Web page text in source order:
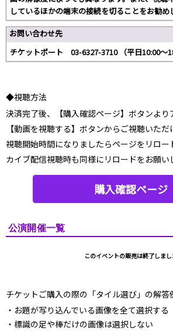
しているほかの端末の接続を切ることをお勧め
お問い合わせ先
チケットポート 03-6327-3710 （平日10:00～
◆視聴方法
決済完了後、【購入確認ページ】ボタンより
【動画を視聴する】ボタンからご視聴いただ
視聴開始時間になりましたらページをリロー
カイブ配信視聴時も同様にリロードをお願い
購入確認ページ
公演開催一覧
このイベントの販売は終了しま
チケットご購入の際の「タイル選び」の解答
・お題が写り込んでいる画像を全て選択する
・標識の足や棒だけの画像は選択しない